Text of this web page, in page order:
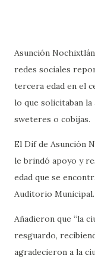
Asunción
redes sociales
tercera edad en el
lo que solicitaban
sweteres o cobijas.
El Dif de Asunción
le brindó apoyo y
edad que se
Auditorio Municipal.
Añadieron que “la
resguardo,
agradecieron a la